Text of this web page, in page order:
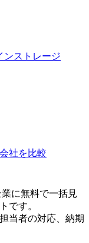
ンストレージ
社を比較
に無料で一括見
です。
当者の対応、納期